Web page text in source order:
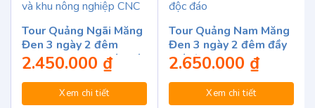
Tour Quảng Ngãi Măng
Đen 3 ngày 2 đêm
tham quan trọn gói giá
rẻ
2.450.000 ₫
Xem chi tiết
Tour Quảng Nam Măng
Đen 3 ngày 2 đêm đầy
thú vị
2.650.000 ₫
Xem chi tiết